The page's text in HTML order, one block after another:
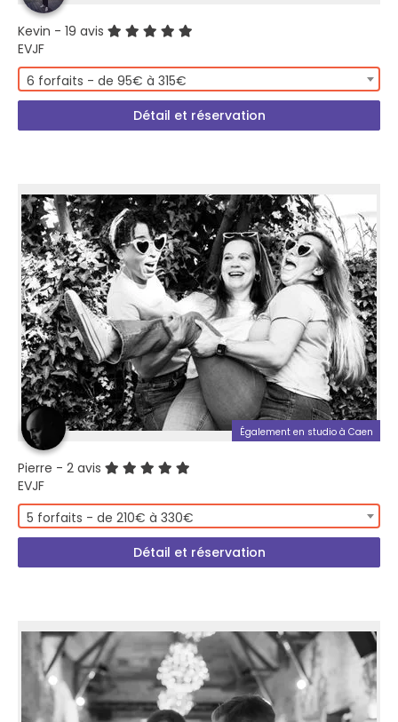
Kevin - 19 avis
EVJF
6 forfaits - de 95€ à 315€
Détail et réservation
Également en studio à Caen
Pierre - 2 avis
EVJF
5 forfaits - de 210€ à 330€
Détail et réservation